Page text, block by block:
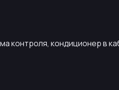
контроля, кондиционер в